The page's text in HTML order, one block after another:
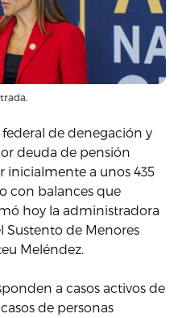
de denegación y
deuda de pensión
a unos 435
con balances que
hoy la administradora
Sustento de Menores
Meléndez.
a casos activos de
de personas